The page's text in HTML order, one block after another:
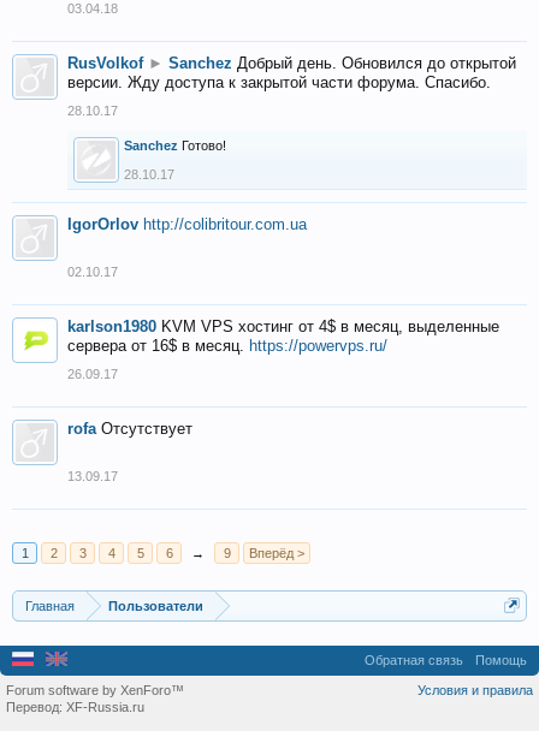
03.04.18
RusVolkof ► Sanchez Добрый день. Обновился до открытой
версии. Жду доступа к закрытой части форума. Спасибо.
28.10.17
Sanchez Готово!
28.10.17
IgorOrlov http://colibritour.com.ua
02.10.17
karlson1980 KVM VPS хостинг от 4$ в месяц, выделенные
сервера от 16$ в месяц. https://powervps.ru/
26.09.17
rofa Отсутствует
13.09.17
1 2 3 4 5 6 → 9 Вперёд >
Главная Пользователи
Обратная связь Помощь
Условия и правила
Forum software by XenForo™
Перевод: XF-Russia.ru